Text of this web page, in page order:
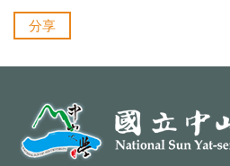
分享